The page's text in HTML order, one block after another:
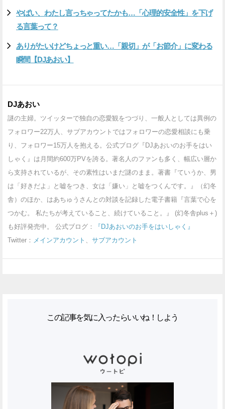
やばい、わたし言っちゃってたかも…「心理的安全性」を下げ
る言葉って？
ありがたいけどちょっと重い…「親切」が「お節介」に変わる
瞬間【DJあおい】
DJあおい
謎の主婦。ツイッターで独自の恋愛観をつづり、一般人としては異例の
フォロワー22万人、サブアカウントではフォロワーの恋愛相談にも乗
り、フォロワー15万人を抱える。公式ブログ『DJあおいのお手をはい
しゃく』は月間約600万PVを誇る。著名人のファンも多く、幅広い層か
ら支持されているが、その素性はいまだ謎のまま。著書『ていうか、男
は「好きだよ」と嘘をつき、女は「嫌い」と嘘をつくんです。』（幻冬
舎）のほか、はあちゅうさんとの対談を記録した電子書籍『言葉で心を
つかむ。 私たちが考えていること、続けていること。』 (幻冬舎plus＋)
も好評発売中。 公式ブログ：
『DJあおいのお手をはいしゃく』
Twitter： メインアカウント サブアカウント
この記事を気に入ったらいいね！しよう